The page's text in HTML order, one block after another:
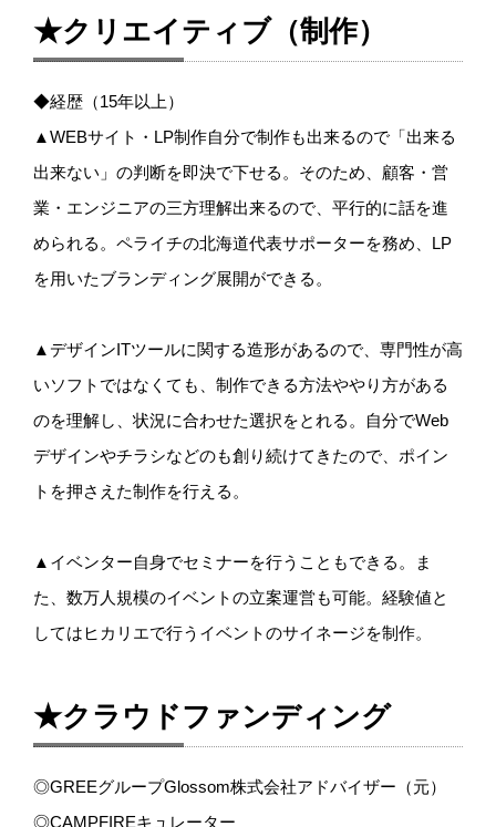
★クリエイティブ（制作）
◆経歴（15年以上）
▲WEBサイト・LP制作自分で制作も出来るので「出来る
出来ない」の判断を即決で下せる。そのため、顧客・営
業・エンジニアの三方理解出来るので、平行的に話を進
められる。ペライチの北海道代表サポーターを務め、LP
を用いたブランディング展開ができる。
▲デザインITツールに関する造形があるので、専門性が高
いソフトではなくても、制作できる方法ややり方がある
のを理解し、状況に合わせた選択をとれる。自分でWeb
デザインやチラシなどのも創り続けてきたので、ポイン
トを押さえた制作を行える。
▲イベンター自身でセミナーを行うこともできる。ま
た、数万人規模のイベントの立案運営も可能。経験値と
してはヒカリエで行うイベントのサイネージを制作。
★クラウドファンディング
◎GREEグループGlossom株式会社アドバイザー（元）
◎CAMPFIREキュレーター